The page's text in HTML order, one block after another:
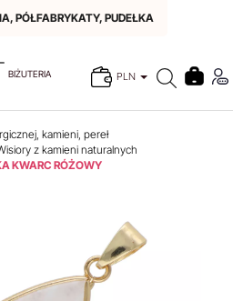
PÓŁFABRYKATY, PUDEŁKA
BIŻUTERIA PLN
kamieni, pereł
z kamieni naturalnych
KWARC RÓŻOWY